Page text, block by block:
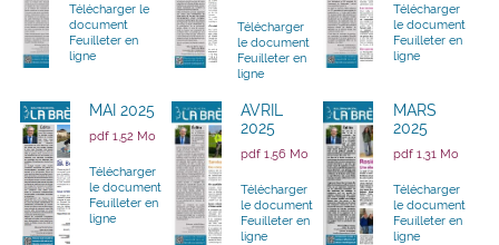
Télécharger le
document
Feuilleter en
ligne
Télécharger
le document
Feuilleter en
ligne
Télécharger
le document
Feuilleter en
ligne
MAI 2025
pdf 1,52 Mo
Télécharger
le document
Feuilleter en
ligne
AVRIL
2025
pdf 1,56 Mo
Télécharger
le document
Feuilleter en
ligne
MARS
2025
pdf 1,31 Mo
Télécharger
le document
Feuilleter en
ligne